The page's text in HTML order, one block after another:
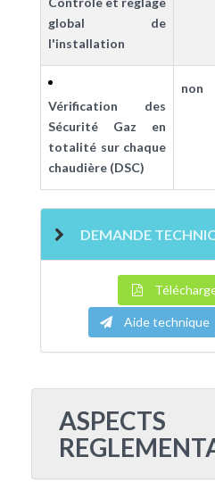
global de
l'installation
Vérification des
Sécurité Gaz en
totalité sur chaque
chaudière (DSC)
non
DEMANDE
Aide technique
ASPECTS